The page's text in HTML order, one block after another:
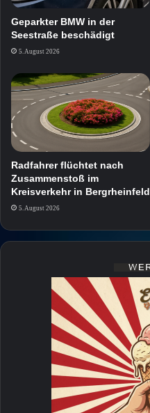
Geparkter BMW in der
Seestraße beschädigt
5. August 2026
Radfahrer flüchtet nach
Zusammenstoß im
Kreisverkehr in Bergrheinfeld
5. August 2026